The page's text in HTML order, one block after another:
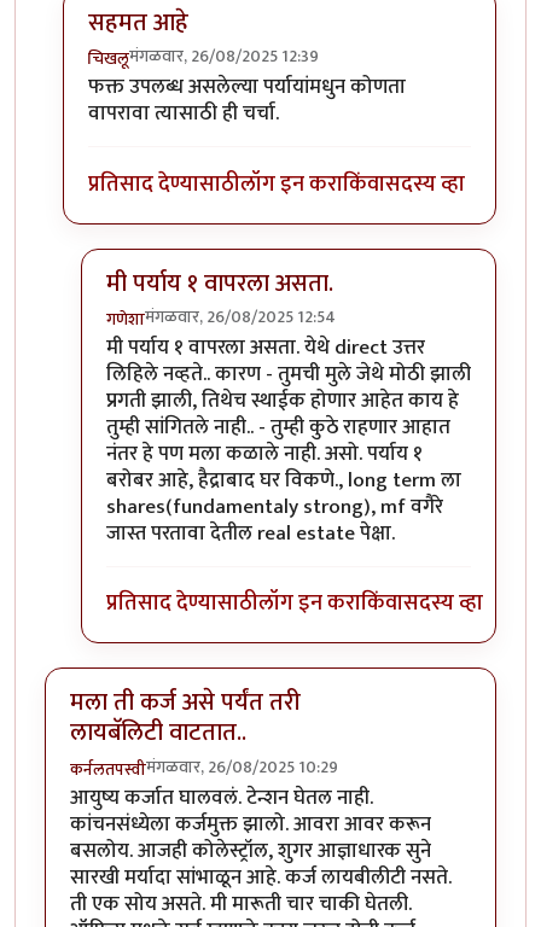
सहमत आहे
चिखलूमंगळवार, 26/08/2025 12:39
In reply toवयाच्या ४८ व्या वर्षीbyगणेशा
फक्त उपलब्ध असलेल्या पर्यायांमधुन कोणता
वापरावा त्यासाठी ही चर्चा.
प्रतिसाद देण्यासाठीलॉग इन कराकिंवासदस्य व्हा
मी पर्याय १ वापरला असता.
गणेशामंगळवार, 26/08/2025 12:54
In reply toसहमत आहेbyचिखलू
मी पर्याय १ वापरला असता. येथे direct उत्तर
लिहिले नव्हते.. कारण - तुमची मुले जेथे मोठी झाली
प्रगती झाली, तिथेच स्थाईक होणार आहेत काय हे
तुम्ही सांगितले नाही.. - तुम्ही कुठे राहणार आहात
नंतर हे पण मला कळाले नाही. असो. पर्याय १
बरोबर आहे, हैद्राबाद घर विकणे., long term ला
shares(fundamentaly strong), mf वगैरे
जास्त परतावा देतील real estate पेक्षा.
प्रतिसाद देण्यासाठीलॉग इन कराकिंवासदस्य व्हा
मला ती कर्ज असे पर्यंत तरी
लायबॅलिटी वाटतात..
कर्नलतपस्वीमंगळवार, 26/08/2025 10:29
आयुष्य कर्जात घालवलं. टेन्शन घेतल नाही.
कांचनसंध्येला कर्जमुक्त झालो. आवरा आवर करून
बसलोय. आजही कोलेस्ट्रॉल, शुगर आज्ञाधारक सुने
सारखी मर्यादा सांभाळून आहे. कर्ज लायबीलीटी नसते.
ती एक सोय असते. मी मारूती चार चाकी घेतली.